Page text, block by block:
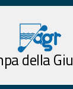
della